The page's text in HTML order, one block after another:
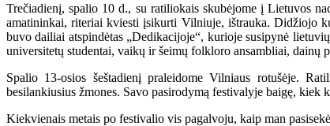
Trečiadienį, spalio 10 d., su ratiliokais skubėjome į Lietuvos
amatininkai, riteriai kviesti įsikurti Vilniuje, ištrauka. Didžiojo
buvo dailiai atspindėtas „Dedikacijoje“, kurioje susipynė
universitetų studentai, vaikų ir šeimų folkloro ansambliai, dainų
Spalio 13-osios šeštadienį praleidome Vilniaus rotušėje.
besilankiusius žmones. Savo pasirodymą festivalyje baigę,
Kiekvienais metais po festivalio vis pagalvoju, kaip man